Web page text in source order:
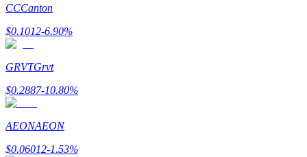
การแนะนำ
CCCanton
$0.1012-6.90%
GRVTGrvt
$0.2887-10.80%
AEONAEON
$0.06012-1.53%